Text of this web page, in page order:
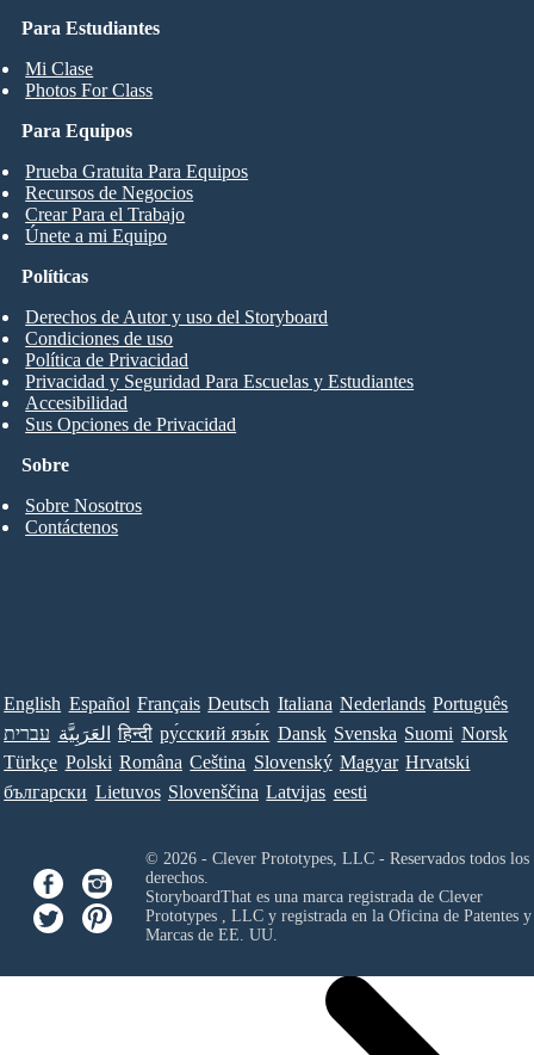
Para Estudiantes
Mi Clase
Photos For Class
Para Equipos
Prueba Gratuita Para Equipos
Recursos de Negocios
Crear Para el Trabajo
Únete a mi Equipo
Sobre
Sobre Nosotros
Contáctenos
Políticas
Derechos de Autor y uso del Storyboard
Condiciones de uso
Política de Privacidad
Privacidad y Seguridad Para Escuelas y Estudiantes
Accesibilidad
Sus Opciones de Privacidad
English Español Français Deutsch Italiana Nederlands Português
עברית العَرَبِيَّة हिन्दी ру́сский язы́к Dansk Svenska Suomi Norsk
Türkçe Polski Româna Ceština Slovenský Magyar Hrvatski
български Lietuvos Slovenščina Latvijas eesti
© 2026 - Clever Prototypes, LLC - Reservados todos los
derechos.
StoryboardThat es una marca registrada de Clever
Prototypes , LLCy registrada en la Oficina de Patentes y
Marcas de EE. UU.